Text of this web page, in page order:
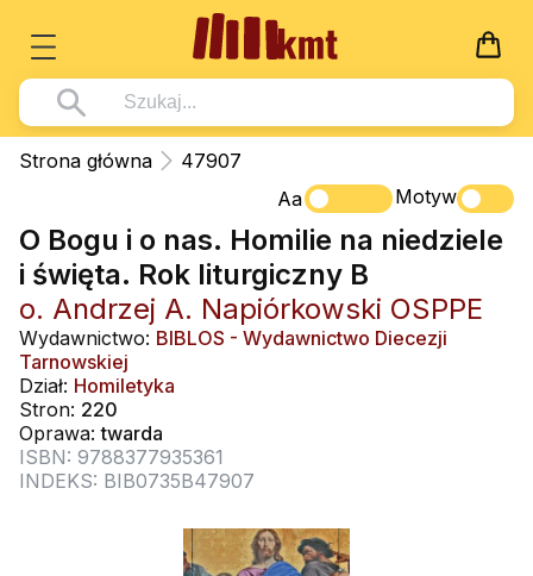
Książki
Wszystko z kategorii - Książki
Pismo Święte
Kościół Katolicki
Duszpasterstwo
Teologia
Życie chrześcijańskie
Duchowość
Literatura piękna
Wszystko z kategorii - Multimedia
DVD
CD-ROM
Muzyka
Rekolekcje i inne na CD
Śpiew i modlitwa
Dla Dzieci
Wszystko z kategorii - Dla Dzieci
Literatura (D)
Płyty, DVD (D)
Podręczniki i pomoce dydaktyczne
Podręczniki
Wszystko z kategorii - Podręczniki
Podręczniki i pomoce dydaktyczne
Zabawa i Nauka
Nowości
Zaloguj się
Strona główna
47907
Aa
Motyw
O Bogu i o nas. Homilie na niedziele
i święta. Rok liturgiczny B
o. Andrzej A. Napiórkowski OSPPE
Wydawnictwo: BIBLOS - Wydawnictwo Diecezji
Tarnowskiej
Dział: Homiletyka
Stron: 220
Oprawa:twarda
ISBN: 9788377935361
INDEKS: BIB0735B47907